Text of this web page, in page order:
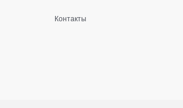
Контакты